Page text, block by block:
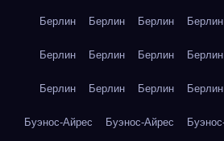
Берлин Берлин Берлин Берлин
Берлин Берлин Берлин Берлин
Берлин Берлин Берлин Берлин
Буэнос-Айрес Буэнос-Айрес